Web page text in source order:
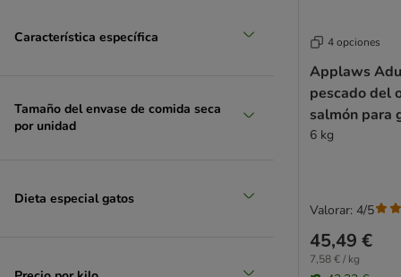
MERA
Natural Greatness Diet Vet
Natural Trainer
Nutrivet
Característica específica
Tamaño del envase de comida seca
por unidad
Dieta especial gatos
4 opciones
Applaws
pescado del
salmón para
6 kg
45,49 €
7,58 € / kg
Valorar: 4/5